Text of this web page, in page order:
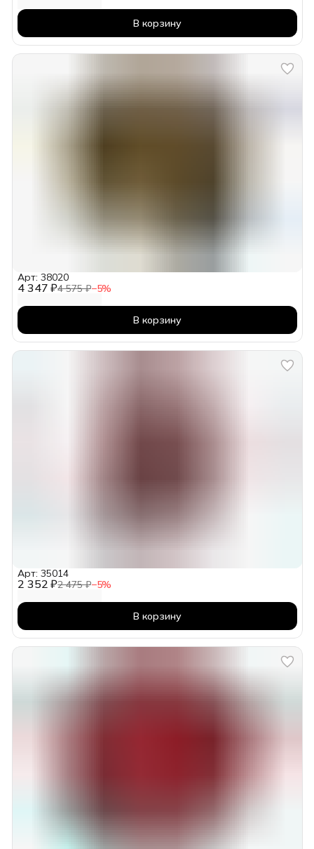
В корзину
4 347 ₽4 575 ₽−5%
Арт: 38020
В корзину
2 352 ₽2 475 ₽−5%
Арт: 35014
В корзину